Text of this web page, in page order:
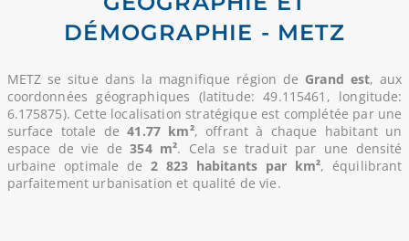
DÉMOGRAPHIE - METZ
METZ se situe dans la magnifique région de Grand est, aux
coordonnées géographiques (latitude: 49.115461, longitude:
6.175875). Cette localisation stratégique est complétée par une
surface totale de41.77 km², offrant à chaque habitant un
espace de vie de354 m². Cela se traduit par une densité
urbaine optimale de 2 823 habitants par km², équilibrant
parfaitement urbanisation et qualité de vie.